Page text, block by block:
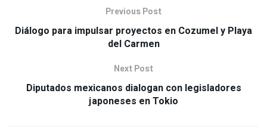
Previous Post
Diálogo para impulsar proyectos en Cozumel y Playa
del Carmen
Next Post
Diputados mexicanos dialogan con legisladores
japoneses en Tokio